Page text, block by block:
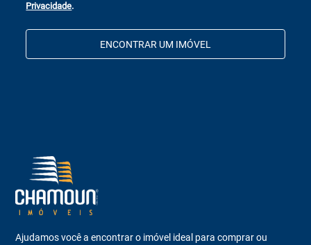
Privacidade.
ENCONTRAR UM IMÓVEL
Ajudamos você a encontrar o imóvel ideal para comprar ou